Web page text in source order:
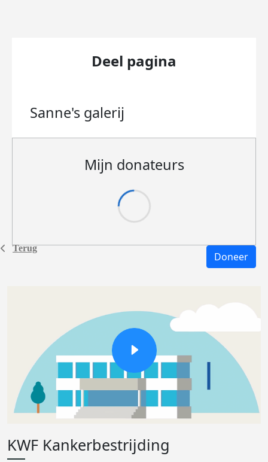
Terug
Deel pagina
Sanne's galerij
Mijn donateurs
Doneer
KWF Kankerbestrijding